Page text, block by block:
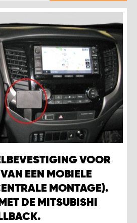
VOOR
EEN MOBIELE
MONTAGE).
DE MITSUBISHI